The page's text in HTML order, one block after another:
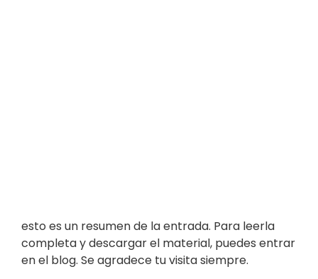
esto es un resumen de la entrada. Para leerla
completa y descargar el material, puedes entrar
en el blog. Se agradece tu visita siempre.